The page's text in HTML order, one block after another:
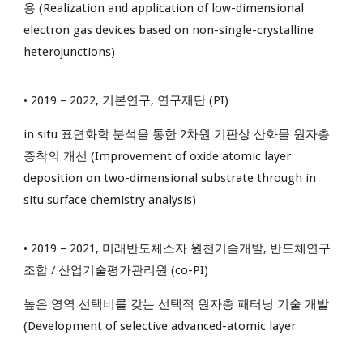
용 (Realization and application of low-dimensional
electron gas devices based on non-single-crystalline
heterojunctions)
• 2019 – 2022, 기본연구, 연구재단 (PI)
in situ 표면화학 분석을 통한 2차원 기판상 산화물 원자층
증착의 개선 (Improvement of oxide atomic layer
deposition on two-dimensional substrate through in
situ surface chemistry analysis)
• 2019 – 2021, 미래반도체소자 원천기술개발, 반도체연구
조합 / 산업기술평가관리원 (co-PI)
높은 영역 선택비를 갖는 선택적 원자층 패터닝 기술 개발
(Development of selective advanced-atomic layer